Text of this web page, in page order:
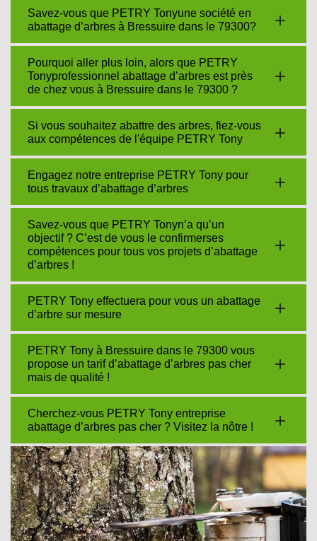
Savez-vous que PETRY Tonyune société en
abattage d’arbres à Bressuire dans le 79300?
Pourquoi aller plus loin, alors que PETRY
Tonyprofessionnel abattage d’arbres est près
de chez vous à Bressuire dans le 79300 ?
Si vous souhaitez abattre des arbres, fiez-vous
aux compétences de l'équipe PETRY Tony
Engagez notre entreprise PETRY Tony pour
tous travaux d’abattage d’arbres
Savez-vous que PETRY Tonyn’a qu’un
objectif ? C’est de vous le confirmerses
compétences pour tous vos projets d’abattage
d’arbres !
PETRY Tony effectuera pour vous un abattage
d’arbre sur mesure
PETRY Tony à Bressuire dans le 79300 vous
propose un tarif d’abattage d’arbres pas cher
mais de qualité !
Cherchez-vous PETRY Tony entreprise
abattage d’arbres pas cher ? Visitez la nôtre !